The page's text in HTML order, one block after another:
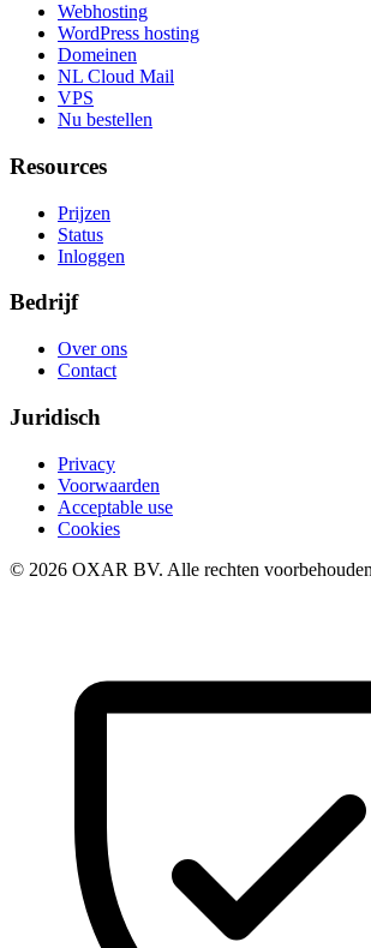
Webhosting
WordPress hosting
Domeinen
NL Cloud Mail
VPS
Nu bestellen
Resources
Prijzen
Status
Inloggen
Bedrijf
Over ons
Contact
Juridisch
Privacy
Voorwaarden
Acceptable use
Cookies
© 2026 OXAR BV. Alle rechten